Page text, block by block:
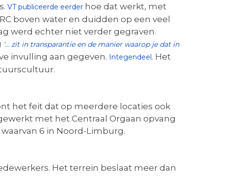
VT publiceerde eerder hoe dat werkt, met
boven water en duidden op een veel
werd echter niet verder gegraven.
‘… zit in transparantie en de manier waarop je dat in
invulling aan gegeven. Integendeel. Het
het feit dat op meerdere locaties ook
met het Centraal Orgaan opvang
6 in Noord-Limburg.
Het terrein beslaat meer dan